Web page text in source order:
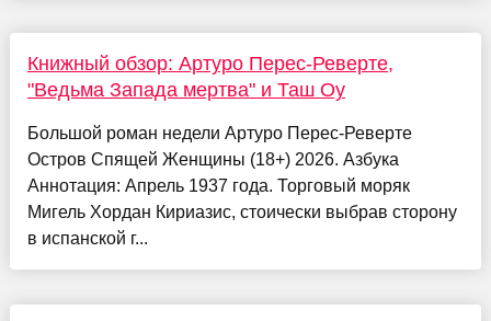
Книжный обзор: Артуро Перес-Реверте,
"Ведьма Запада мертва" и Таш Оу
Большой роман недели Артуро Перес-Реверте
Остров Спящей Женщины (18+) 2026. Азбука
Аннотация: Апрель 1937 года. Торговый моряк
Мигель Хордан Кириазис, стоически выбрав сторону
в испанской г...